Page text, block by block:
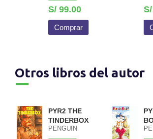
S/ 99.00
Comprar
Otros libros del autor
PYR2 THE
TINDERBOX
PENGUIN